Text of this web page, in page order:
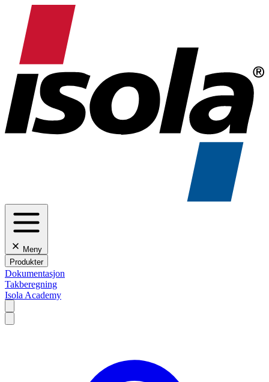
Meny
Produkter
Dokumentasjon
Takberegning
Isola Academy